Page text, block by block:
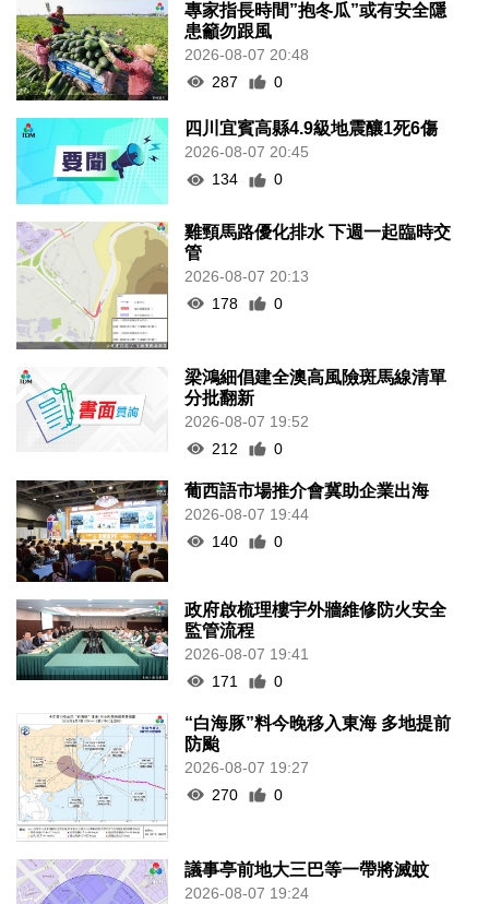
專家指長時間”抱冬瓜”或有安全隱
患籲勿跟風
2026-08-07 20:48
287
0
四川宜賓高縣4.9級地震釀1死6傷
2026-08-07 20:45
134
0
雞頸馬路優化排水 下週一起臨時交
管
2026-08-07 20:13
178
0
梁鴻細倡建全澳高風險斑馬線清單
分批翻新
2026-08-07 19:52
212
0
葡西語市場推介會冀助企業出海
2026-08-07 19:44
140
0
政府啟梳理樓宇外牆維修防火安全
監管流程
2026-08-07 19:41
171
0
“白海豚”料今晚移入東海 多地提前
防颱
2026-08-07 19:27
270
0
議事亭前地大三巴等一帶將滅蚊
2026-08-07 19:24